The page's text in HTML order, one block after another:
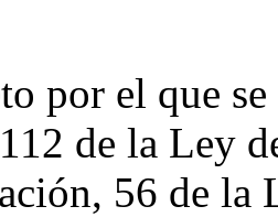
por el que
de la Ley
56 de la